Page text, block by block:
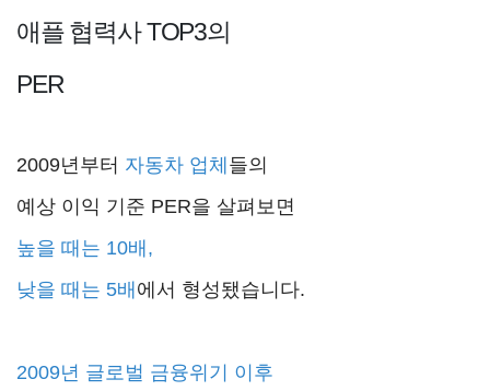
애플 협력사 TOP3의
PER
2009년부터 자동차 업체 들의
예상 이익 기준 PER을 살펴보면
높을 때는 10배,
낮을 때는 5배 에서 형성됐습니다.
2009년 글로벌 금융위기 이후